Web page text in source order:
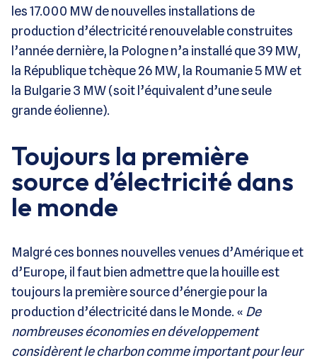
les 17.000 MW de nouvelles installations de
production d’électricité renouvelable construites
l’année dernière, la Pologne n’a installé que 39 MW,
la République tchèque 26 MW, la Roumanie 5 MW et
la Bulgarie 3 MW (soit l’équivalent d’une seule
grande éolienne).
Toujours la première
source d’électricité dans
le monde
Malgré ces bonnes nouvelles venues d’Amérique et
d’Europe, il faut bien admettre que la houille est
toujours la première source d’énergie pour la
production d’électricité dans le Monde. « De
nombreuses économies en développement
considèrent le charbon comme important pour leur